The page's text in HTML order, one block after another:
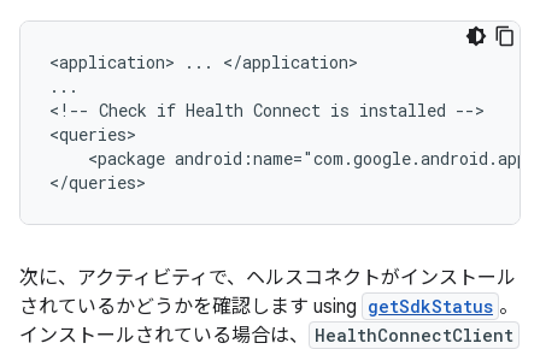
<application> ...
</application>
...
<!-- Check if Health Connect is installed -->
<package
次に、アクティビティで、ヘルスコネクトがインストール
されているかどうかを確認します using getSdkStatus 。
インストールされている場合は、
HealthConnectClient